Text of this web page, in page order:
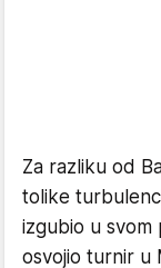
Za razliku od
tolike
izgubio u svom
osvojio turnir u